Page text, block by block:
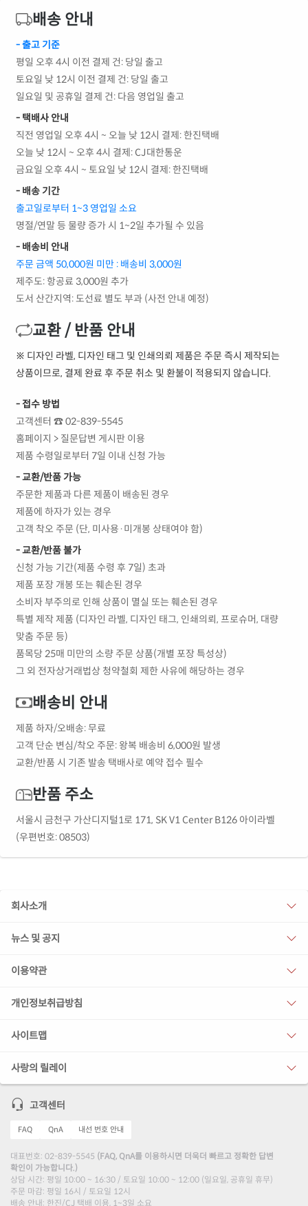
배송 안내
- 출고 기준
평일 오후 4시 이전 결제 건: 당일 출고
토요일 낮 12시 이전 결제 건: 당일 출고
일요일 및 공휴일 결제 건: 다음 영업일 출고
- 택배사 안내
직전 영업일 오후 4시 ~ 오늘 낮 12시 결제: 한진택배
오늘 낮 12시 ~ 오후 4시 결제: CJ대한통운
금요일 오후 4시 ~ 토요일 낮 12시 결제: 한진택배
- 배송 기간
출고일로부터 1~3 영업일 소요
명절/연말 등 물량 증가 시 1~2일 추가될 수 있음
- 배송비 안내
주문 금액 50,000원 미만 : 배송비 3,000원
제주도: 항공료 3,000원 추가
도서 산간지역: 도선료 별도 부과 (사전 안내 예정)
교환 / 반품 안내
※ 디자인 라벨, 디자인 태그 및 인쇄의뢰 제품은 주문 즉시 제작되는
상품이므로, 결제 완료 후 주문 취소 및 환불이 적용되지 않습니다.
- 접수 방법
고객센터 ☎ 02-839-5545
홈페이지 > 질문답변 게시판 이용
제품 수령일로부터 7일 이내 신청 가능
- 교환/반품 가능
주문한 제품과 다른 제품이 배송된 경우
제품에 하자가 있는 경우
고객 착오 주문 (단, 미사용·미개봉 상태여야 함)
- 교환/반품 불가
신청 가능 기간(제품 수령 후 7일) 초과
제품 포장 개봉 또는 훼손된 경우
소비자 부주의로 인해 상품이 멸실 또는 훼손된 경우
특별 제작 제품 (디자인 라벨, 디자인 태그, 인쇄의뢰, 프로슈머, 대량
맞춤 주문 등)
품목당 25매 미만의 소량 주문 상품(개별 포장 특성상)
그 외 전자상거래법상 청약철회 제한 사유에 해당하는 경우
배송비 안내
제품 하자/오배송: 무료
고객 단순 변심/착오 주문: 왕복 배송비 6,000원 발생
교환/반품 시 기존 발송 택배사로 예약 접수 필수
반품 주소
서울시 금천구 가산디지털1로 171, SK V1 Center B126 아이라벨
(우편번호: 08503)
회사소개
뉴스 및 공지
이용약관
개인정보취급방침
사이트맵
사랑의 릴레이
고객센터
FAQ QnA 내선 번호 안내
대표번호: 02-839-5545 (FAQ, QnA를 이용하시면 더욱더 빠르고 정확한 답변
확인이 가능합니다.)
상담 시간: 평일 10:00 ~ 16:30 / 토요일 10:00 ~ 12:00 (일요일, 공휴일 휴무)
주문 마감: 평일 16시 / 토요일 12시
배송 안내: 한진/CJ 택배 이용, 1~3일 소요